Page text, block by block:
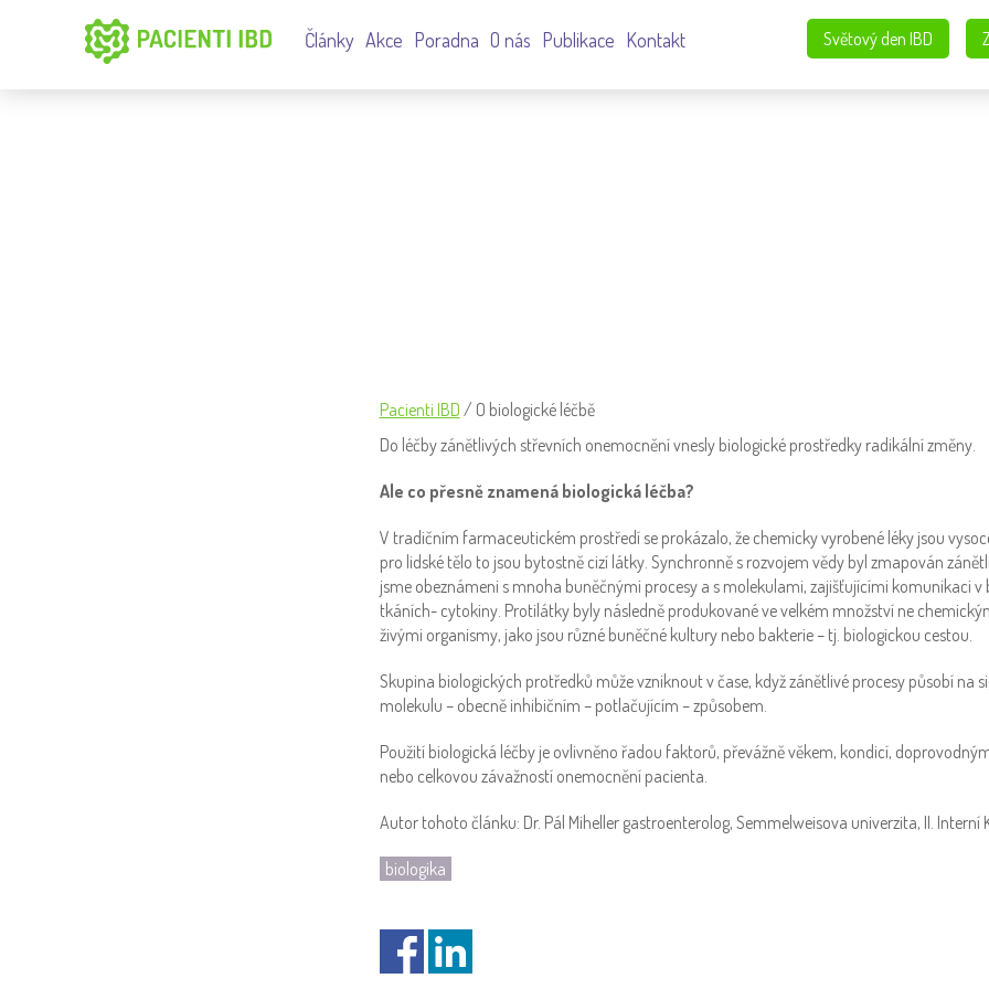
Světový den IBD
Články Akce Poradna O nás Publikace Kontakt
Pacienti IBD / O biologické léčbě
Do léčby zánětlivých střevních onemocnění vnesly biologické prostředky radikální změny.
Ale co přesně znamená biologická léčba?
V tradičním farmaceutickém prostředí se prokázalo, že chemicky vyrobené léky jsou
pro lidské tělo to jsou bytostně cizí látky. Synchronně s rozvojem vědy byl zmapován
jsme obeznámeni s mnoha buněčnými procesy a s molekulami, zajišťujícími komunikaci v
tkáních- cytokiny. Protilátky byly následně produkované ve velkém množství ne
živými organismy, jako jsou různé buněčné kultury nebo bakterie – tj. biologickou cestou.
Skupina biologických protředků může vzniknout v čase, když zánětlivé procesy působí na
molekulu – obecně inhibičním – potlačujícím – způsobem.
Použití biologická léčby je ovlivněno řadou faktorů, převážně věkem, kondicí,
nebo celkovou závažností onemocnění pacienta.
Autor tohoto článku: Dr. Pál Miheller gastroenterolog, Semmelweisova univerzita, II. Interní
biologika